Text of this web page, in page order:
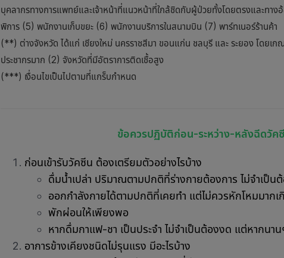
บุคลากรทางการแพทย์และเจ้าหน้าที่แนวหน้าที่ใกล้ชิดกับผู้ป่วยทั้งโดยตรงและทา
พิการ (5) พนักงานเก็บขยะ (6) พนักงานบริการในสนามบิน (7) พาร์ทเนอร์ร้านค้า
(**) ต่างจังหวัด ได้แก่ เชียงใหม่ นครราชสีมา ขอนแก่น ชลบุรี และ ระยอง โดยเ
ประชากรมาก (2) จังหวัดที่มีอัตราการติดเชื้อสูง
(***) เงื่อนไขเป็นไปตามที่แกร็บกำหนด
ข้อควรปฏิบัติก่อน-ระหว่าง-หลังฉีดวัค
ก่อนเข้ารับวัคซีน ต้องเตรียมตัวอย่างไรบ้าง
ดื่มน้ำเปล่า ปริมาณตามปกติที่ร่างกายต้องการ ไม่จำเป็น
ออกกำลังกายได้ตามปกติที่เคยทำ แต่ไม่ควรหักโหมมากเ
พักผ่อนให้เพียงพอ
หากดื่มกาแฟ-ชา เป็นประจำ ไม่จำเป็นต้องงด แต่หากนา
อาการข้างเคียงชนิดไม่รุนแรง มีอะไรบ้าง